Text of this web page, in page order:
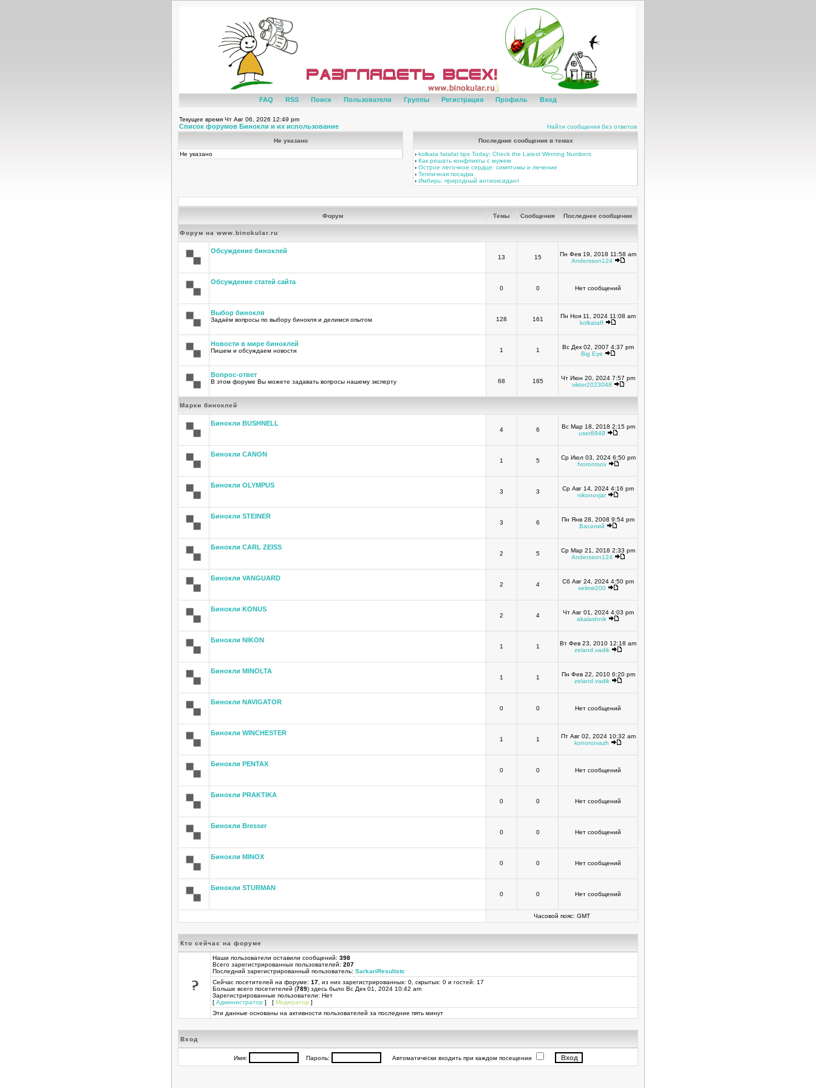
FAQ RSS Поиск Пользователи Группы Регистрация Профиль Вход
Текущее время Чт Авг 06, 2026 12:49 pm
Список форумов Бинокли и их использование Найти сообщения без ответов
Не указано
Не указано
Последние сообщения в темах
› kolkata fatafat tips Today: Check the Latest Winning Numbers
› Как решать конфликты с мужем
› Острое легочное сердце: симптомы и лечение
› Тепличная посадка
› Имбирь: природный антиоксидант
Форум Темы Сообщения Последнее сообщение
Форум на www.binokular.ru
Обсуждение биноклей
13 15
Пн Фев 19, 2018 11:58 am
Andersson124
Обсуждение статей сайта
0 0 Нет сообщений
Выбор бинокля
Задаём вопросы по выбору бинокля и делимся опытом 128 161
Пн Ноя 11, 2024 11:08 am
kolkataff
Новости в мире биноклей
Пишем и обсуждаем новости 1 1
Вс Дек 02, 2007 4:37 pm
Big Eye
Вопрос-ответ
В этом форуме Вы можете задавать вопросы нашему эксперту 68 185
Чт Июн 20, 2024 7:57 pm
viktor2023048
Марки биноклей
Бинокли BUSHNELL
4 6
Вс Мар 18, 2018 2:15 pm
user8949
Бинокли CANON
1 5
Ср Июл 03, 2024 6:50 pm
fvorontsov
Бинокли OLYMPUS
3 3
Ср Авг 14, 2024 4:16 pm
nikonovjar
Бинокли STEINER
3 6
Пн Янв 28, 2008 9:54 pm
Василий
Бинокли CARL ZEISS
2 5
Ср Мар 21, 2018 2:33 pm
Andersson124
Бинокли VANGUARD
2 4
Сб Авг 24, 2024 4:50 pm
velimir200
Бинокли KONUS
2 4
Чт Авг 01, 2024 4:03 pm
akalashnik
Бинокли NIKON
1 1
Вт Фев 23, 2010 12:18 am
zeland.vadik
Бинокли MINOLTA
1 1
Пн Фев 22, 2010 6:20 pm
zeland.vadik
Бинокли NAVIGATOR
0 0 Нет сообщений
Бинокли WINCHESTER
1 1
Пт Авг 02, 2024 10:32 am
kononovazh
Бинокли PENTAX
0 0 Нет сообщений
Бинокли PRAKTIKA
0 0 Нет сообщений
Бинокли Bresser
0 0 Нет сообщений
Бинокли MINOX
0 0 Нет сообщений
Бинокли STURMAN
0 0 Нет сообщений
Часовой пояс: GMT
Кто сейчас на форуме
Наши пользователи оставили сообщений: 398
Всего зарегистрированных пользователей: 207
Последний зарегистрированный пользователь: SarkariResultstc
Сейчас посетителей на форуме: 17 , из них зарегистрированных: 0, скрытых: 0 и гостей: 17
Больше всего посетителей (789) здесь было Вс Дек 01, 2024 10:42 am
Зарегистрированные пользователи: Нет
[ Администратор ] [ Модератор ]
Эти данные основаны на активности пользователей за последние пять минут
Вход
Имя: Пароль: Автоматически входить при каждом посещении